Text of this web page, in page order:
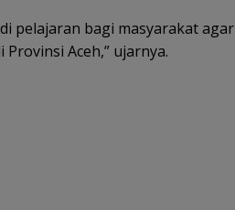
pelajaran bagi masyarakat agar
Aceh,” ujarnya.